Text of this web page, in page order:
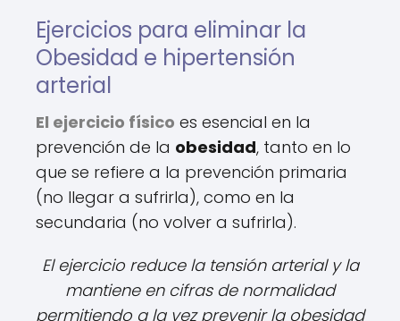
Ejercicios para eliminar la
Obesidad e hipertensión
arterial
El ejercicio físico es esencial en la
prevención de la obesidad, tanto en lo
que se refiere a la prevención primaria
(no llegar a sufrirla), como en la
secundaria (no volver a sufrirla).
El ejercicio reduce la tensión arterial y la
mantiene en cifras de normalidad
permitiendo a la vez prevenir la obesidad